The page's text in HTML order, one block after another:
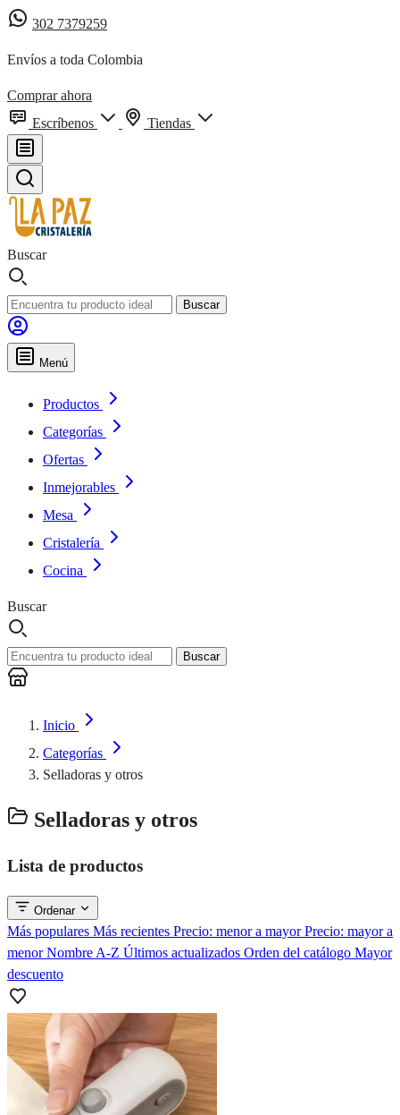
302 7379259
Envíos a toda Colombia
Comprar ahora
Escríbenos
Tiendas
Buscar
Buscar
Menú
Productos
Categorías
Ofertas
Inmejorables
Mesa
Cristalería
Cocina
Buscar
Buscar
Inicio
Categorías
Selladoras y otros
Selladoras y otros
Lista de productos
Ordenar
Más populares Más recientes Precio: menor a mayorPrecio: mayor a
menorNombre A-Z Últimos actualizados Orden del catálogo Mayor
descuento